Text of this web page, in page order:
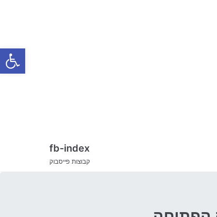
Open toolbar
fb-index
קבוצות פייסבוק